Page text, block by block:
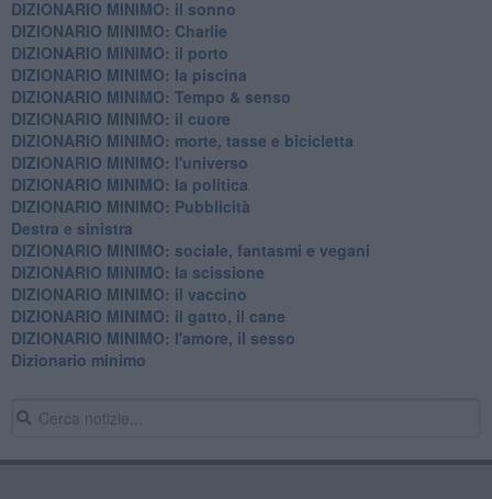
DIZIONARIO MINIMO: il sonno
DIZIONARIO MINIMO: Charlie
DIZIONARIO MINIMO: il porto
DIZIONARIO MINIMO: la piscina
DIZIONARIO MINIMO: Tempo & senso
DIZIONARIO MINIMO: il cuore
DIZIONARIO MINIMO: morte, tasse e bicicletta
DIZIONARIO MINIMO: l'universo
DIZIONARIO MINIMO: la politica
DIZIONARIO MINIMO: Pubblicità
Destra e sinistra
DIZIONARIO MINIMO: sociale, fantasmi e vegani
DIZIONARIO MINIMO: la scissione
DIZIONARIO MINIMO: il vaccino
DIZIONARIO MINIMO: il gatto, il cane
DIZIONARIO MINIMO: l'amore, il sesso
Dizionario minimo